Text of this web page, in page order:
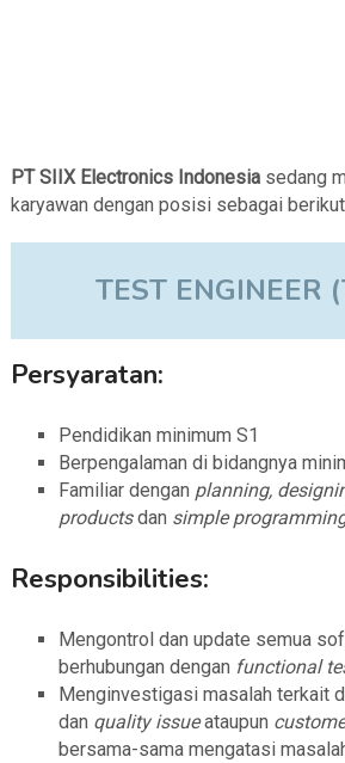
PT SIIX Electronics Indonesia sedang
karyawan dengan posisi sebagai
TEST ENGINEER
Persyaratan:
Pendidikan minimum S1
Berpengalaman di bidangnya
Familiar dengan planning,
productsdan simple
Responsibilities:
Mengontrol dan update semua
berhubungan dengan functional
Menginvestigasi masalah terkait
dan quality issueataupun
bersama-sama mengatasi